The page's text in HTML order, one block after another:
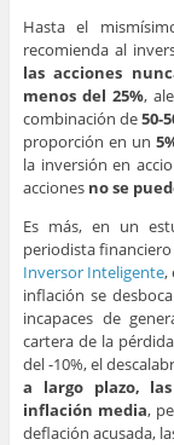
Hasta el
recomienda al
las acciones
menos del 25%,
combinación de50-
proporción en un
la inversión en
acciones no se
Es más, en un
periodista
Inversor Inteligente,
inflación se
incapaces de
cartera de la
del -10%, el
a largo plazo,
inflación media,
deflación acusada,